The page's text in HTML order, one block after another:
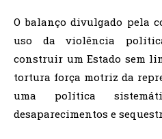
O balanço divulgado pela
uso da violência
construir um Estado sem
tortura força motriz da
uma política
desaparecimentos e